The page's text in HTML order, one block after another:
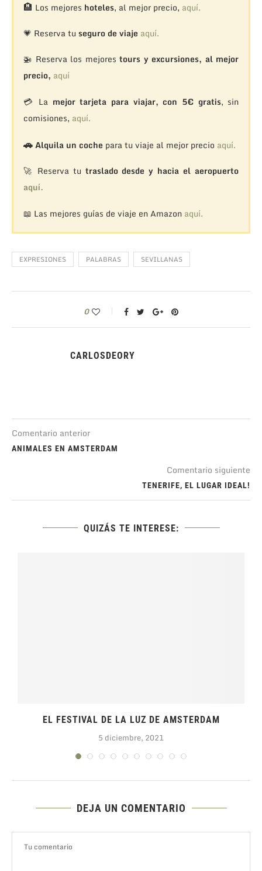
🏨 Los mejores hoteles, al mejor precio, aquí.
💗 Reserva tu seguro de viaje aquí.
🚁 Reserva los mejorestours y excursiones, al mejor
precio, aquí
💳 La mejor tarjeta para viajar, con 5€ gratis, sin
comisiones, aquí.
🚗Alquila un coche para tu viaje al mejor precio aquí.
🚀 Reserva tu traslado desde y hacia el aeropuerto
aquí.
📖 Las mejores guías de viaje en Amazon aquí.
EXPRESIONES PALABRAS SEVILLANAS
0
CARLOSDEORY
Comentario anterior
ANIMALES EN AMSTERDAM
Comentario siguiente
TENERIFE, EL LUGAR IDEAL!
QUIZÁS TE INTERESE:
EL FESTIVAL DE LA LUZ DE AMSTERDAM
5 diciembre, 2021
DEJA UN COMENTARIO